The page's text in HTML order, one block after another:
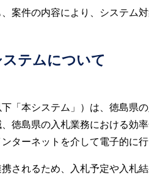
案件の内容により、システム
テムについて
「本システム」）は、徳島県
徳島県の入札業務における効
ターネットを介して電子的に行
されるため、入札予定や入札